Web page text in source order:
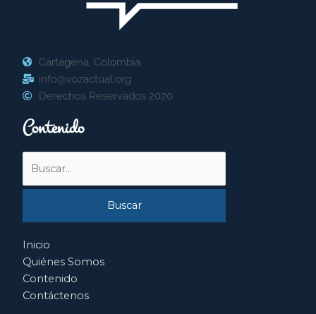
Cartagena, Colombia
info@vozactual.org
Derechos Reservados 2020
Contenido
por:
Inicio
Quiénes Somos
Contenido
Contáctenos